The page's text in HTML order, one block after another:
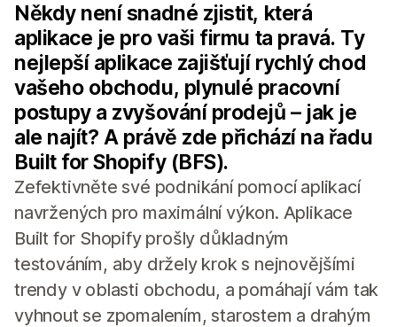
Někdy není snadné zjistit, která
aplikace je pro vaši firmu ta pravá. Ty
nejlepší aplikace zajišťují rychlý chod
vašeho obchodu, plynulé pracovní
postupy a zvyšování prodejů – jak je
ale najít? A právě zde přichází na řadu
Built for Shopify (BFS).
Zefektivněte své podnikání pomocí aplikací
navržených pro maximální výkon. Aplikace
Built for Shopify prošly důkladným
testováním, aby držely krok s nejnovějšími
trendy v oblasti obchodu, a pomáhají vám tak
vyhnout se zpomalením, starostem a drahým